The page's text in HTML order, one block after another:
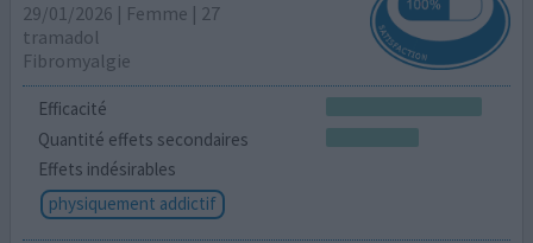
29/01/2026 | Femme | 27
tramadol
Fibromyalgie
Efficacité
Quantité effets secondaires
Effets indésirables
physiquement addictif